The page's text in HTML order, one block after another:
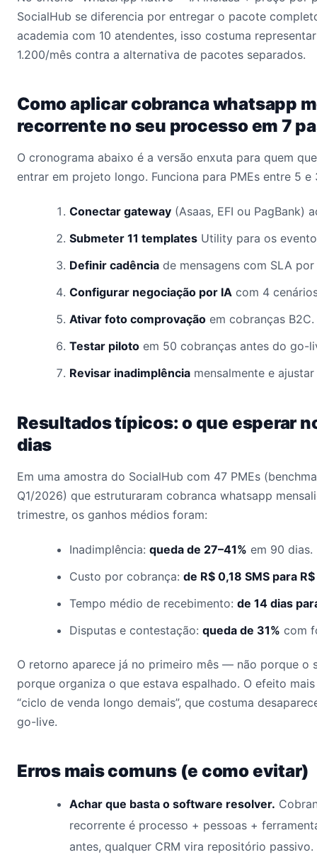
SocialHub se diferencia por entregar o pacote
academia com 10 atendentes, isso costuma
1.200/mês contra a alternativa de pacotes separados.
Como aplicar cobranca whatsapp
recorrente no seu processo em 7
O cronograma abaixo é a versão enxuta para quem
entrar em projeto longo. Funciona para PMEs entre 5 e
Conectar gateway (Asaas, EFI ou PagBank)
Submeter 11 templates Utility para os
Definir cadência de mensagens com SLA
Configurar negociação por IA com 4
Ativar foto comprovação em cobranças B2C.
Testar piloto em 50 cobranças antes do go-
Revisar inadimplência mensalmente e
Resultados típicos: o que esperar
dias
Em uma amostra do SocialHub com 47 PMEs
Q1/2026) que estruturaram cobranca whatsapp
trimestre, os ganhos médios foram:
Inadimplência: queda de 27–41% em 90 dias.
Custo por cobrança: de R$ 0,18 SMS para
Tempo médio de recebimento: de 14 dias
Disputas e contestação: queda de 31% com
O retorno aparece já no primeiro mês — não porque o
porque organiza o que estava espalhado. O efeito
“ciclo de venda longo demais”, que costuma
go-live.
Erros mais comuns (e como evitar)
Achar que basta o software resolver.
recorrente é processo + pessoas +
antes, qualquer CRM vira repositório passivo.